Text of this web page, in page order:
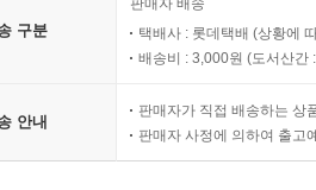
사 대표직을 사임하고 런던으로
이 잠깐 카메오로 등장한 것. 어쩌
구분
판매자 배송
택배사 : 롯데택배 (상황에
배송비 : 3,000원 (도서산간
안내
판매자가 직접 배송하는 상
판매자 사정에 의하여 출고